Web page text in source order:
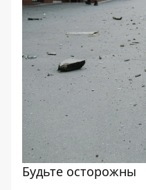
Будьте осторожны